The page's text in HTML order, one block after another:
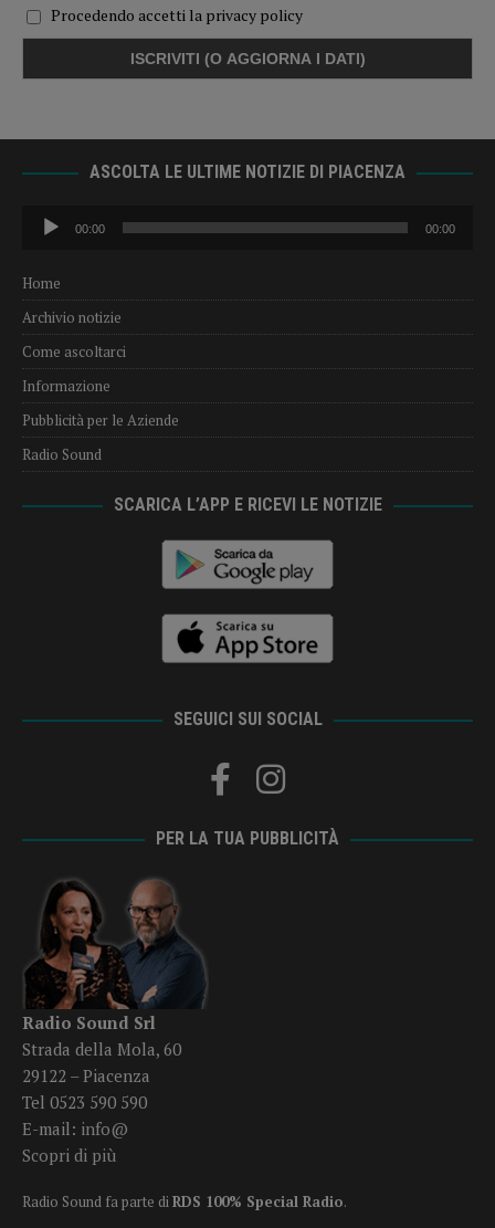
Procedendo accetti la privacy policy
ASCOLTA LE ULTIME NOTIZIE DI PIACENZA
Audio
Player
00:00 00:00
Home
Archivio notizie
Come ascoltarci
Informazione
Pubblicità per le Aziende
Radio Sound
SCARICA L’APP E RICEVI LE NOTIZIE
SEGUICI SUI SOCIAL
PER LA TUA PUBBLICITÀ
Radio Sound Srl
Strada della Mola, 60
29122 – Piacenza
Tel 0523 590 590
E-mail: info@
Scopri di più
Radio Sound fa parte diRDS 100% Special Radio.